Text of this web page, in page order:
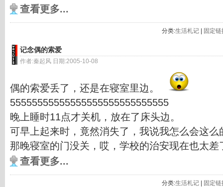
查看更多...
分类:生活札记 | 固定链
记念偶的索爱
作者:秦起风 日期:2005-10-08
偶的索爱丢了，还是在寝室里边。
55555555555555555555555555555
晚上睡时11点才关机，放在了床头边。
可早上起来时，竟然消失了，我说我怎么会这么
那晚寝室的门没关，哎，学校的治安现在也太差
查看更多...
分类:生活札记 | 固定链